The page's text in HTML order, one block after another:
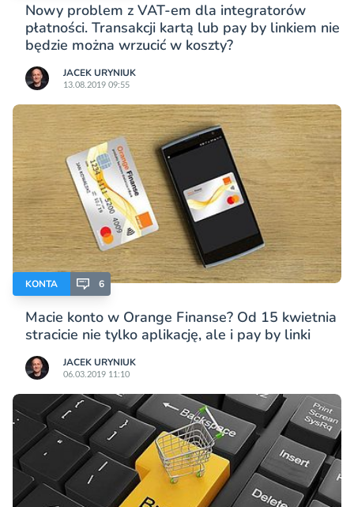
Nowy problem z VAT-em dla integratorów
płatności. Transakcji kartą lub pay by linkiem nie
będzie można wrzucić w koszty?
JACEK URYNIUK
13.08.2019 09:55
KONTA 6
Macie konto w Orange Finanse? Od 15 kwietnia
stracicie nie tylko aplikację, ale i pay by linki
JACEK URYNIUK
06.03.2019 11:10